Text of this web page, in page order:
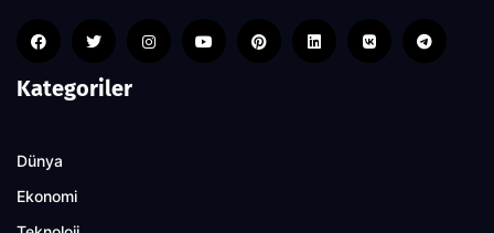
Kategoriler
Dünya
Ekonomi